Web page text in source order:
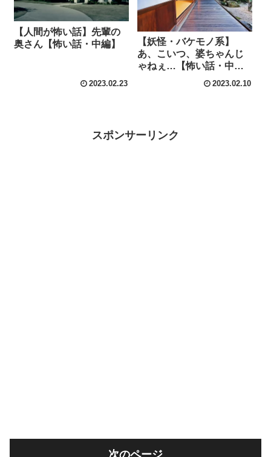
【人間が怖い話】先輩の
奥さん【怖い話・中編】
2023.02.23
【妖怪・バケモノ系】
あ、こいつ、婆ちゃんじ
ゃねぇ…【怖い話・中
2023.02.10
スポンサーリンク